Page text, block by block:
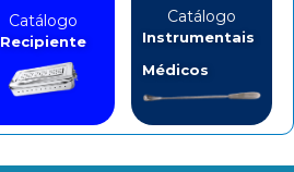
Catálogo
Recipiente
Catálogo
Instrumentais
Médicos